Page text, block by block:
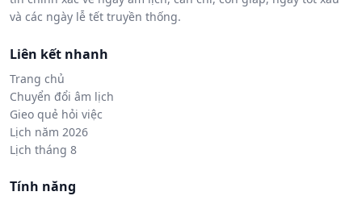
và các ngày lễ tết truyền thống.
Liên kết nhanh
Trang chủ
Chuyển đổi âm lịch
Gieo quẻ hỏi việc
Lịch năm 2026
Lịch tháng 8
Tính năng